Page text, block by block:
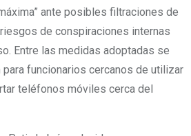
ante posibles filtraciones de
de conspiraciones internas
Entre las medidas adoptadas se
funcionarios cercanos de utilizar
teléfonos móviles cerca del